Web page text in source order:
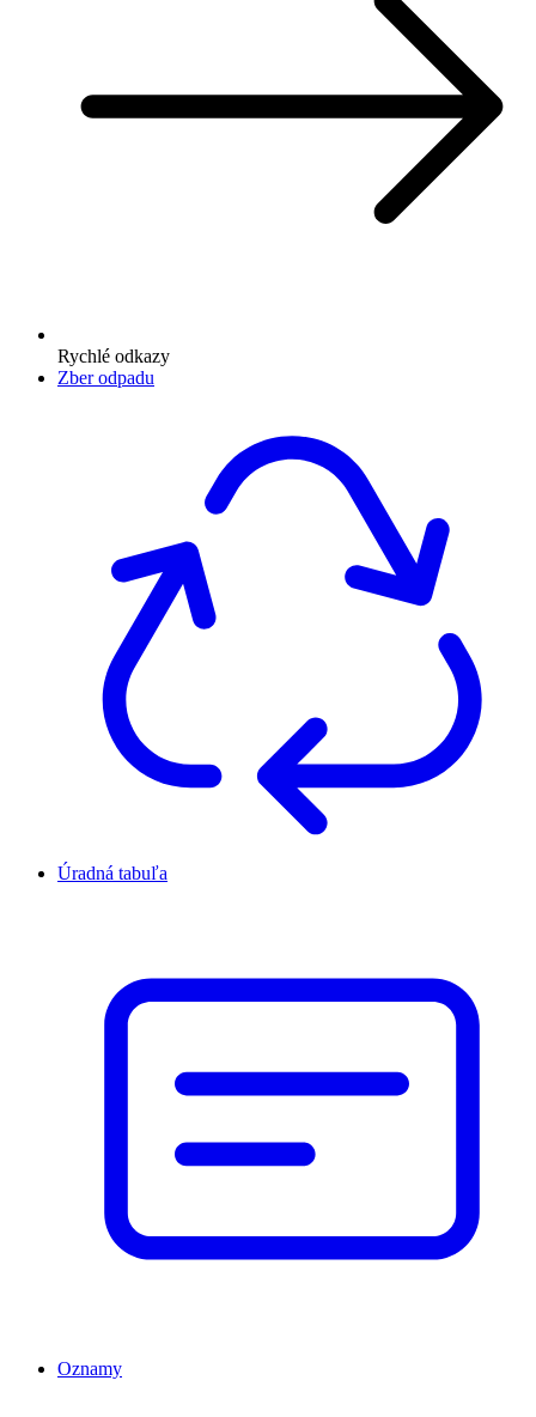
Rychlé odkazy
Zber odpadu
Úradná tabuľa
Oznamy